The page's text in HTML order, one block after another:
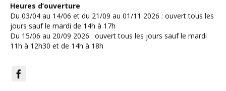
Heures d’ouverture
Du 03/04 au 14/06 et du 21/09 au 01/11 2026 : ouvert tous les
jours sauf le mardi de 14h à 17h
Du 15/06 au 20/09 2026 : ouvert tous les jours sauf le mardi
11h à 12h30 et de 14h à 18h